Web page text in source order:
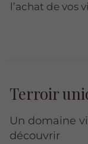
l’achat de vos
Terroir
Un domaine
découvrir